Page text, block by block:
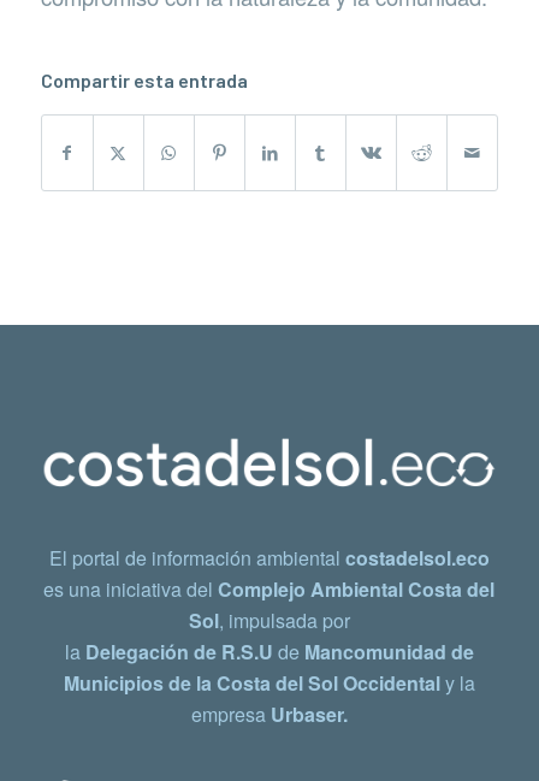
Compartir esta entrada
El portal de información ambiental costadelsol.eco
es una iniciativa delComplejo Ambiental Costa del
Sol, impulsada por
la Delegación de R.S.U de Mancomunidad de
Municipios de la Costa del Sol Occidentaly la
empresa Urbaser.